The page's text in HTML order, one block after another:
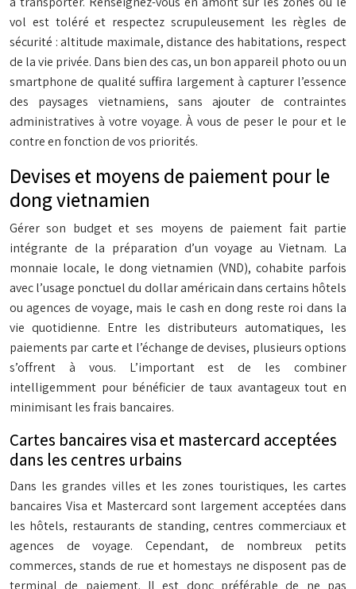
vol est toléré et respectez scrupuleusement les règles de
sécurité : altitude maximale, distance des habitations, respect
de la vie privée. Dans bien des cas, un bon appareil photo ou un
smartphone de qualité suffira largement à capturer l’essence
des paysages vietnamiens, sans ajouter de contraintes
administratives à votre voyage. À vous de peser le pour et le
contre en fonction de vos priorités.
Devises et moyens de paiement pour le
dong vietnamien
Gérer son budget et ses moyens de paiement fait partie
intégrante de la préparation d’un voyage au Vietnam. La
monnaie locale, le dong vietnamien (VND), cohabite parfois
avec l’usage ponctuel du dollar américain dans certains hôtels
ou agences de voyage, mais le cash en dong reste roi dans la
vie quotidienne. Entre les distributeurs automatiques, les
paiements par carte et l’échange de devises, plusieurs options
s’offrent à vous. L’important est de les combiner
intelligemment pour bénéficier de taux avantageux tout en
minimisant les frais bancaires.
Cartes bancaires visa et mastercard acceptées
dans les centres urbains
Dans les grandes villes et les zones touristiques, les cartes
bancaires Visa et Mastercard sont largement acceptées dans
les hôtels, restaurants de standing, centres commerciaux et
agences de voyage. Cependant, de nombreux petits
commerces, stands de rue et homestays ne disposent pas de
terminal de paiement. Il est donc préférable de ne pas